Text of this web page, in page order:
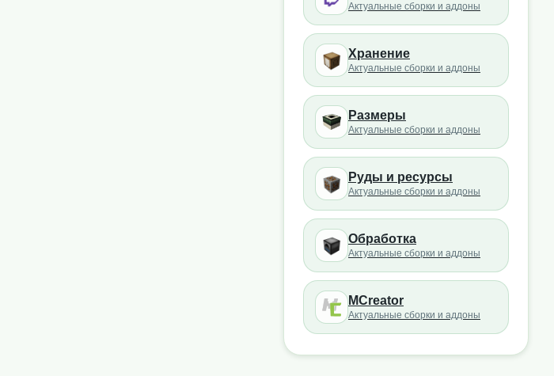
Актуальные сборки и аддоны
Хранение
Актуальные сборки и аддоны
Размеры
Актуальные сборки и аддоны
Руды и ресурсы
Актуальные сборки и аддоны
Обработка
Актуальные сборки и аддоны
MCreator
Актуальные сборки и аддоны